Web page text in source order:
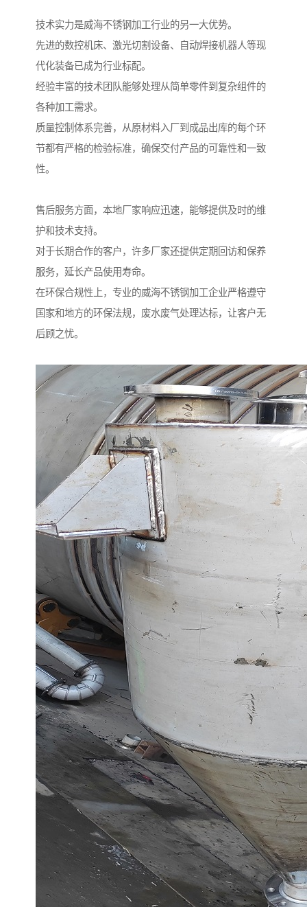
技术实力是威海不锈钢加工行业的另一大优势。
先进的数控机床、激光切割设备、自动焊接机器人等现
代化装备已成为行业标配。
经验丰富的技术团队能够处理从简单零件到复杂组件的
各种加工需求。
质量控制体系完善，从原材料入厂到成品出库的每个环
节都有严格的检验标准，确保交付产品的可靠性和一致
性。
售后服务方面，本地厂家响应迅速，能够提供及时的维
护和技术支持。
对于长期合作的客户，许多厂家还提供定期回访和保养
服务，延长产品使用寿命。
在环保合规性上，专业的威海不锈钢加工企业严格遵守
国家和地方的环保法规，废水废气处理达标，让客户无
后顾之忧。